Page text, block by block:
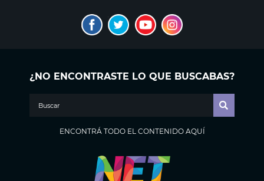
¿NO ENCONTRASTE LO QUE BUSCABAS?
ENCONTRÁ TODO EL CONTENIDO AQUÍ